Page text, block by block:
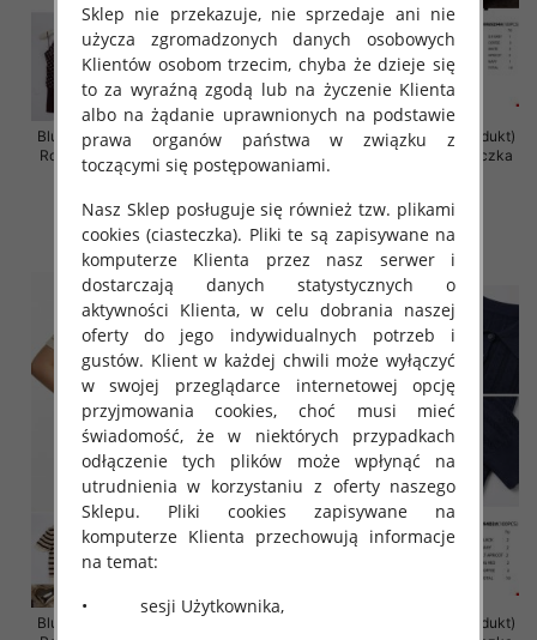
Bluzki damskie (Francja produkt)
Roz Standard, Mix Kolor Paczka
10 szt
46.00 zł
szczegóły
Bluzki damskie (Francja produkt)
Roz Standard, Mix Kolor Paczka
46.00 zł
szczegóły
Bluzki damskie (Francja produkt)
Bluzki damskie (Francja produkt)
Sklep nie przekazuje, nie sprzedaje ani nie
użycza zgromadzonych danych osobowych
Klientów osobom trzecim, chyba że dzieje się
to za wyraźną zgodą lub na życzenie Klienta
albo na żądanie uprawnionych na podstawie
prawa organów państwa w związku z
toczącymi się postępowaniami.
Nasz Sklep posługuje się również tzw. plikami
cookies (ciasteczka). Pliki te są zapisywane na
komputerze Klienta przez nasz serwer i
dostarczają danych statystycznych o
aktywności Klienta, w celu dobrania naszej
oferty do jego indywidualnych potrzeb i
gustów. Klient w każdej chwili może wyłączyć
w swojej przeglądarce internetowej opcję
przyjmowania cookies, choć musi mieć
świadomość, że w niektórych przypadkach
odłączenie tych plików może wpłynąć na
utrudnienia w korzystaniu z oferty naszego
Sklepu. Pliki cookies zapisywane na
komputerze Klienta przechowują informacje
na temat:
• sesji Użytkownika,